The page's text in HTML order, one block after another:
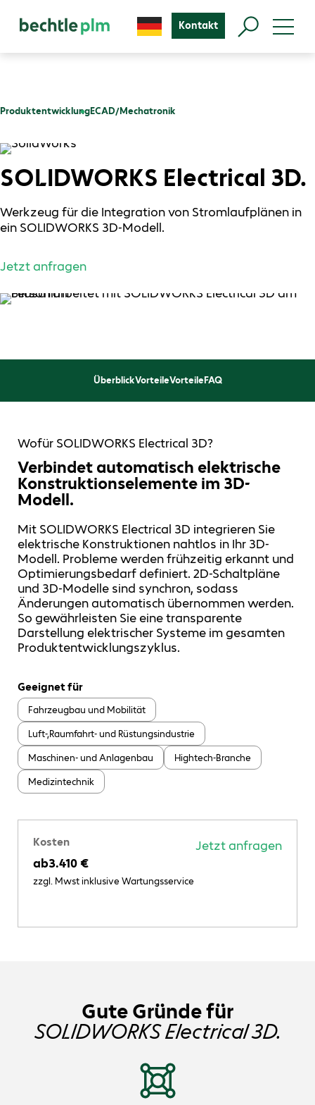
Kontakt
ProduktentwicklungECAD/Mechatronik
SOLIDWORKS Electrical 3D.
Werkzeug für die Integration von Stromlaufplänen in
ein SOLIDWORKS 3D-Modell.
Jetzt anfragen
ÜberblickVorteileVorteileFAQ
Wofür SOLIDWORKS Electrical 3D?
Verbindet automatisch elektrische
Konstruktionselemente im 3D-
Modell.
Mit SOLIDWORKS Electrical 3D integrieren Sie
elektrische Konstruktionen nahtlos in Ihr 3D-
Modell. Probleme werden frühzeitig erkannt und
Optimierungsbedarf definiert. 2D-Schaltpläne
und 3D-Modelle sind synchron, sodass
Änderungen automatisch übernommen werden.
So gewährleisten Sie eine transparente
Darstellung elektrischer Systeme im gesamten
Produktentwicklungszyklus.
Geeignet für
Fahrzeugbau und Mobilität
Luft-,Raumfahrt- und Rüstungsindustrie
Maschinen- und Anlagenbau
Hightech-Branche
Medizintechnik
Kosten
ab3.410 €
zzgl. Mwst inklusive Wartungsservice
Jetzt anfragen
Gute Gründe für
SOLIDWORKS Electrical 3D.